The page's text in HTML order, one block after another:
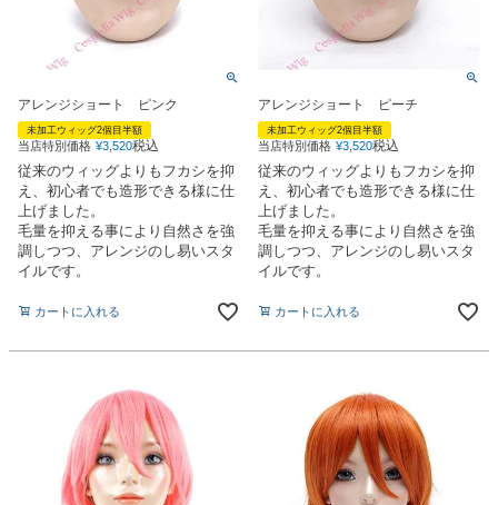
アレンジショート ピンク
未加工ウィッグ2個目半額
当店特別価格 ¥3,520税込
従来のウィッグよりもフカシを抑
え、初心者でも造形できる様に仕
上げました。
毛量を抑える事により自然さを強
調しつつ、アレンジのし易いスタ
イルです。
カートに入れる
アレンジショート ピーチ
未加工ウィッグ2個目半額
当店特別価格 ¥3,520税込
従来のウィッグよりもフカシを抑
え、初心者でも造形できる様に仕
上げました。
毛量を抑える事により自然さを強
調しつつ、アレンジのし易いスタ
イルです。
カートに入れる